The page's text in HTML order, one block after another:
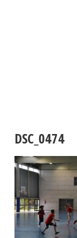
DSC_0474